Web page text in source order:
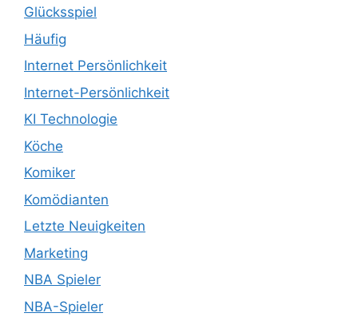
Glücksspiel
Häufig
Internet Persönlichkeit
Internet-Persönlichkeit
KI Technologie
Köche
Komiker
Komödianten
Letzte Neuigkeiten
Marketing
NBA Spieler
NBA-Spieler